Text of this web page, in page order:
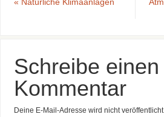
Schreibe einen
Kommentar
Deine E-Mail-Adresse wird nicht